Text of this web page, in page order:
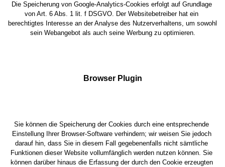
Die Speicherung von Google-Analytics-Cookies erfolgt auf Grundlage
von Art. 6 Abs. 1 lit. f DSGVO. Der Websitebetreiber hat ein
berechtigtes Interesse an der Analyse des Nutzerverhaltens, um sowohl
sein Webangebot als auch seine Werbung zu optimieren.
Browser Plugin
Sie können die Speicherung der Cookies durch eine entsprechende
Einstellung Ihrer Browser-Software verhindern; wir weisen Sie jedoch
darauf hin, dass Sie in diesem Fall gegebenenfalls nicht sämtliche
Funktionen dieser Website vollumfänglich werden nutzen können. Sie
können darüber hinaus die Erfassung der durch den Cookie erzeugten